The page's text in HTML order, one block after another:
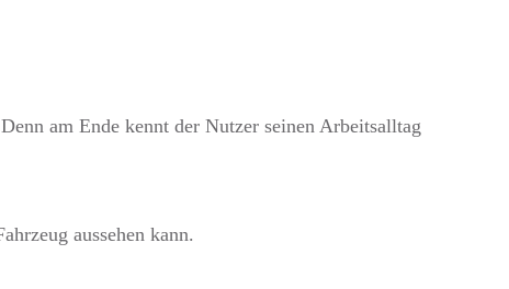
am Ende kennt der Nutzer seinen Arbeitsalltag
aussehen kann.